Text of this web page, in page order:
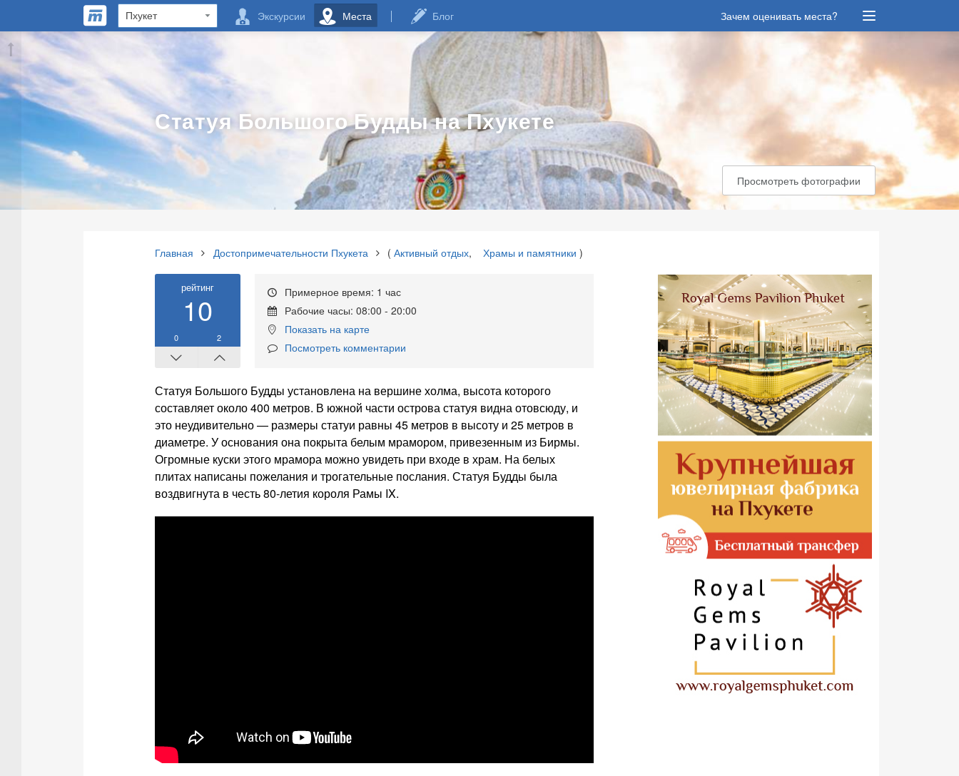
Зачем оценивать места?
Экскурсии Места Блог
Статуя Большого Будды на Пхукете
Просмотреть фотографии
Главная Достопримечательности Пхукета (Активный отдых, Храмы и памятники )
рейтинг
10
0 2
Примерное время: 1 час
Рабочие часы: 08:00 - 20:00
Показать на карте
Посмотреть комментарии
Статуя Большого Будды установлена на вершине холма, высота которого
составляет около 400 метров. В южной части острова статуя видна отовсюду, и
это неудивительно — размеры статуи равны 45 метров в высоту и 25 метров в
диаметре. У основания она покрыта белым мрамором, привезенным из Бирмы.
Огромные куски этого мрамора можно увидеть при входе в храм. На белых
плитах написаны пожелания и трогательные послания. Статуя Будды была
воздвигнута в честь 80-летия короля Рамы IX.